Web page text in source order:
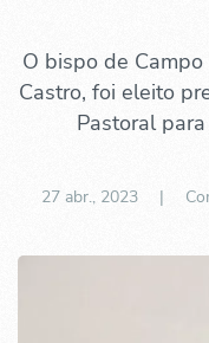
O bispo de
Castro, foi eleito
Pastoral
27 abr., 2023| Com